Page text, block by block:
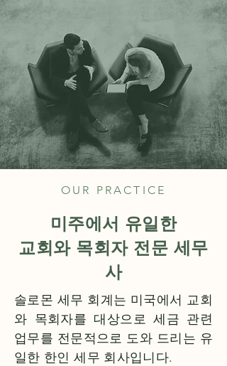
OUR PRACTICE
미주에서 유일한
교회와 목회자 전문 세무
사
​솔로몬 세무 회계는 미국에서 교회
와 목회자를 대상으로 세금 관련
업무를 전문적으로 도와 드리는 유
일한 한인 세무 회사입니다.